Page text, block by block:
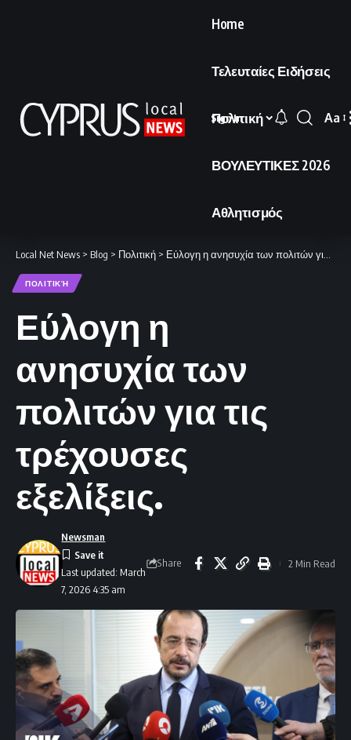
Home
Τελευταίες Ειδήσεις
Πολιτική
ΒΟΥΛΕΥΤΙΚΕΣ 2026
Αθλητισμός
Sign In
Font
Aa
Local Net News > Blog > Πολιτική > Εύλογη η ανησυχία των πολιτών για τις τρέχουσες εξελίξεις.
ΠΟΛΙΤΙΚΉ
Εύλογη η
ανησυχία των
πολιτών για τις
τρέχουσες
εξελίξεις.
Last updated: March
7, 2026 4:35 am
Newsman
Share 2 Min Read